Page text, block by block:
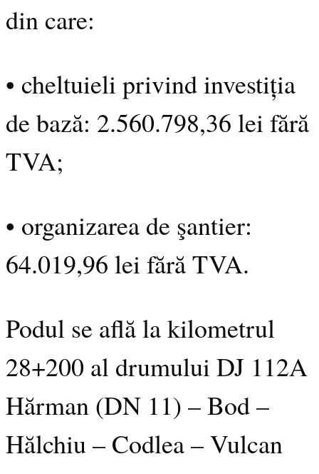
din care:
• cheltuieli privind investiția
de bază: 2.560.798,36 lei fără
TVA;
• organizarea de şantier:
64.019,96 lei fără TVA.
Podul se află la kilometrul
28+200 al drumului DJ 112A
Hărman (DN 11) – Bod –
Hălchiu – Codlea – Vulcan